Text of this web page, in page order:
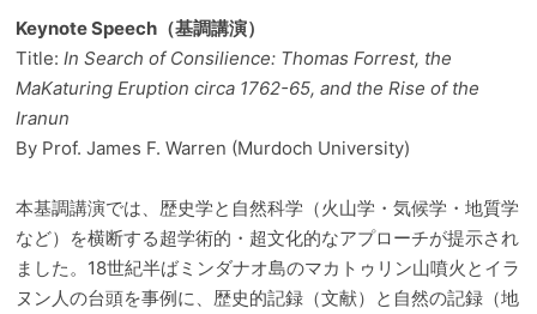
Keynote Speech（基調講演）
Title:In Search of Consilience: Thomas Forrest, the
MaKaturing Eruption circa 1762-65, and the Rise of the
Iranun
By Prof. James F. Warren (Murdoch University)
本基調講演では、歴史学と自然科学（火山学・気候学・地質学
など）を横断する超学術的・超文化的なアプローチが提示され
ました。18世紀半ばミンダナオ島のマカトゥリン山噴火とイラ
ヌン人の台頭を事例に、歴史的記録（文献）と自然の記録（地